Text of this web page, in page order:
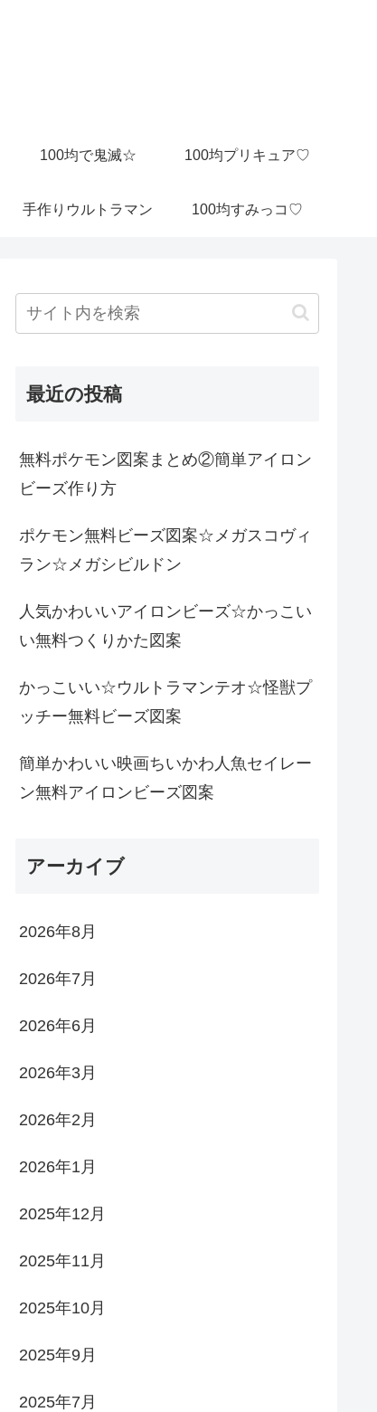
100均で鬼滅☆ 100均プリキュア♡
手作りウルトラマン 100均すみっコ♡
最近の投稿
無料ポケモン図案まとめ②簡単アイロン
ビーズ作り方
ポケモン無料ビーズ図案☆メガスコヴィ
ラン☆メガシビルドン
人気かわいいアイロンビーズ☆かっこい
い無料つくりかた図案
かっこいい☆ウルトラマンテオ☆怪獣プ
ッチー無料ビーズ図案
簡単かわいい映画ちいかわ人魚セイレー
ン無料アイロンビーズ図案
アーカイブ
2026年8月
2026年7月
2026年6月
2026年3月
2026年2月
2026年1月
2025年12月
2025年11月
2025年10月
2025年9月
2025年7月